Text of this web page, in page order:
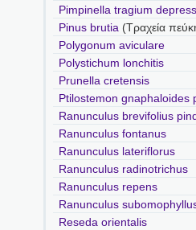
Pimpinella tragium
Pinus brutia (Τραχεία
Polygonum aviculare
Polystichum lonchitis
Prunella cretensis
Ptilostemon gnaphaloides
Ranunculus brevifolius
Ranunculus fontanus
Ranunculus lateriflorus
Ranunculus radinotrichus
Ranunculus repens
Ranunculus
Reseda orientalis